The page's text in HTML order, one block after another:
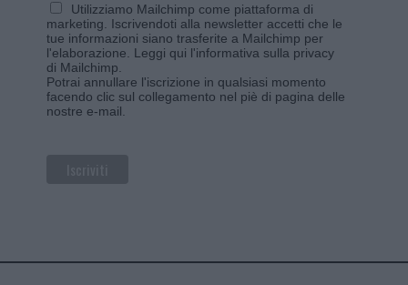
Utilizziamo Mailchimp come piattaforma di
marketing. Iscrivendoti alla newsletter accetti che le
tue informazioni siano trasferite a Mailchimp per
l'elaborazione. Leggi qui l'informativa sulla privacy
di Mailchimp
Potrai annullare l'iscrizione in qualsiasi momento
facendo clic sul collegamento nel piè di pagina delle
nostre e-mail.